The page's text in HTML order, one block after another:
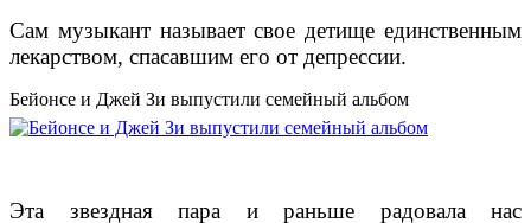
Сам музыкант называет свое детище единственным
лекарством, спасавшим его от депрессии.
Бейонсе и Джей Зи выпустили семейный альбом
Эта звездная пара и раньше радовала нас